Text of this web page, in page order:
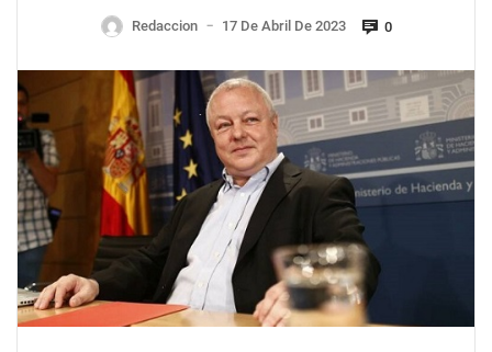
Redaccion — 17 De Abril De 2023 0